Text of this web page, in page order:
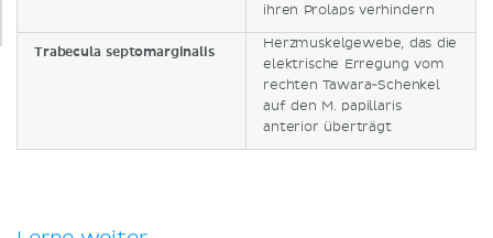
ihren Prolaps verhindern
Trabecula septomarginalis
Herzmuskelgewebe, das die
elektrische Erregung vom
rechten Tawara-Schenkel
auf den M. papillaris
anterior überträgt